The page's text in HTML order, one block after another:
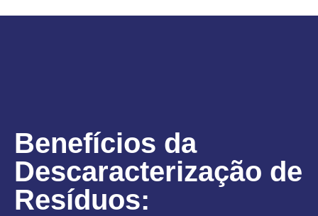
Benefícios da
Descaracterização de
Resíduos:​